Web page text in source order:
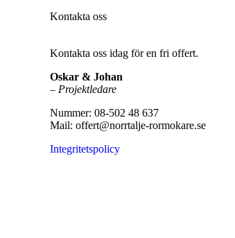
Kontakta oss
Kontakta oss idag för en fri offert.
Oskar & Johan
– Projektledare
Nummer: 08-502 48 637
Mail: offert@norrtalje-rormokare.se
Integritetspolicy